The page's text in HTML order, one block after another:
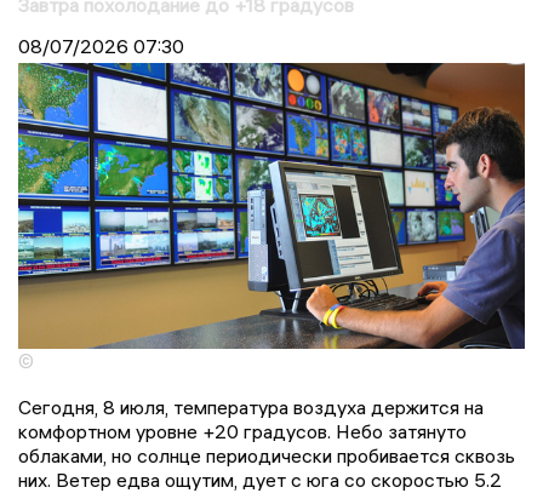
08/07/2026 07:30
©
Сегодня, 8 июля, температура воздуха держится на
комфортном уровне +20 градусов. Небо затянуто
облаками, но солнце периодически пробивается сквозь
них. Ветер едва ощутим, дует с юга со скоростью 5.2